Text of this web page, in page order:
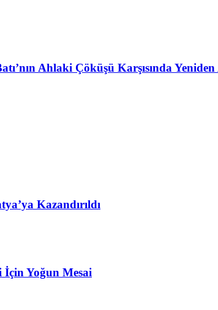
Ahlaki Çöküşü Karşısında
Kazandırıldı
Yoğun Mesai